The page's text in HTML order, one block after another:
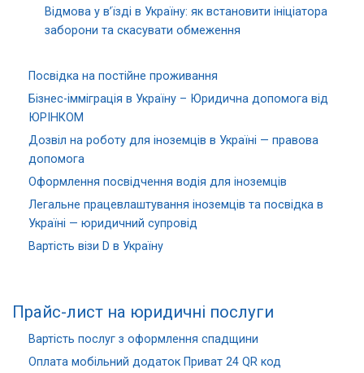
Відмова у в’їзді в Україну: як встановити ініціатора
заборони та скасувати обмеження
Посвідка на постійне проживання
Бізнес-імміграція в Україну – Юридична допомога від
ЮРІНКОМ
Дозвіл на роботу для іноземців в Україні — правова
допомога
Оформлення посвідчення водія для іноземців
Легальне працевлаштування іноземців та посвідка в
Україні — юридичний супровід
Вартість візи D в Україну
Прайс-лист на юридичні послуги
Вартість послуг з оформлення спадщини
Оплата мобільний додаток Приват 24 QR код